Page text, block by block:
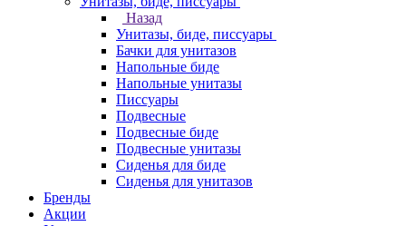
Назад
Унитазы, биде, писсуары
Бачки для унитазов
Напольные биде
Напольные унитазы
Писсуары
Подвесные
Подвесные биде
Подвесные унитазы
Сиденья для биде
Сиденья для унитазов
Бренды
Акции